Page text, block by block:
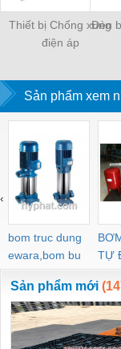
Thiết bị Chống xung
điện áp
Đèn
Sản phẩm xem
bom truc dung
ewara,bom bu
ewara
TỰ
‹
Sản phẩm mới